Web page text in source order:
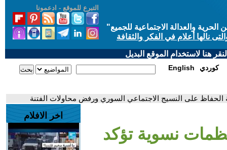
التبرع للموقع - ادعمونا
والعدالة الاجتماعية للجميع"
نالها أعلام في الفكر والثقافة
هنا لاستخدام الموقع البديل
English كوردي
على النسيج الاجتماعي السوري ورفض محاولات الفتنة
نسوية تؤكد
اخر الافلام